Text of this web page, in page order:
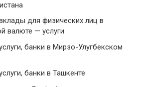
для физических лиц в
валюте — услуги
банки в Мирзо-Улугбекском
банки в Ташкенте